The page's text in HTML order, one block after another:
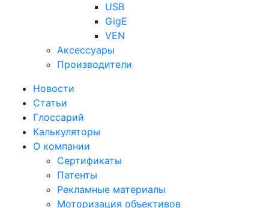
USB
GigE
VEN
Аксессуары
Производители
Новости
Статьи
Глоссарий
Калькуляторы
О компании
Сертификаты
Патенты
Рекламные материалы
Моторизация объективов